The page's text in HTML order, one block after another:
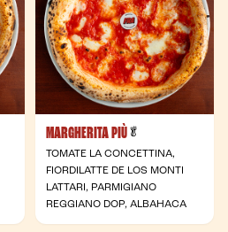
MARGHERITA PIÙ 🥬
TOMATE LA CONCETTINA,
FIORDILATTE DE LOS MONTI
LATTARI, PARMIGIANO
REGGIANO DOP, ALBAHACA